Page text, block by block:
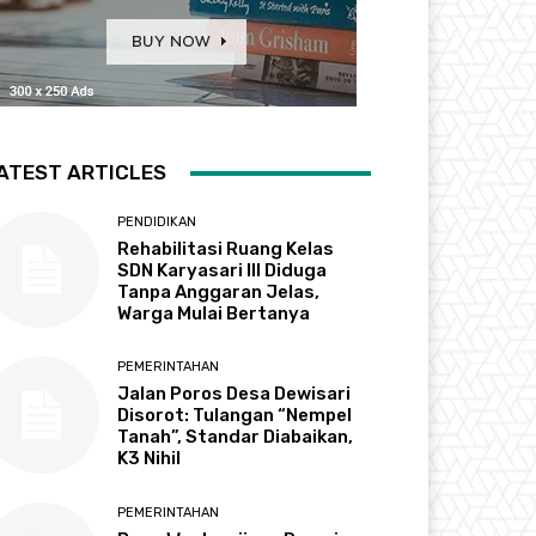
ARTICLES
PENDIDIKAN
Rehabilitasi Ruang Kelas
SDN Karyasari III Diduga
Tanpa Anggaran Jelas,
Warga Mulai Bertanya
PEMERINTAHAN
Jalan Poros Desa Dewisari
Disorot: Tulangan “Nempel
Tanah”, Standar Diabaikan,
K3 Nihil
PEMERINTAHAN